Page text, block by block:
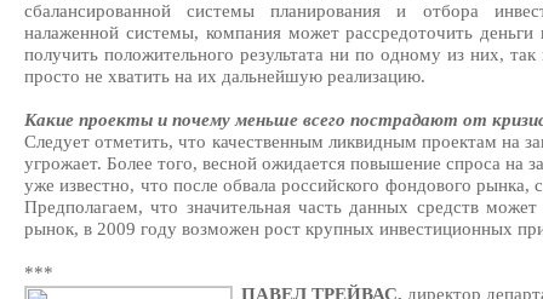
сбалансированной системы планирования и отбора
налаженной системы, компания может рассредоточить деньги
получить положительного результата ни по одному из них,
просто не хватить на их дальнейшую реализацию.
Какие проекты и почему меньше всего пострадают от
Следует отметить, что качественным ликвидным проектам на
угрожает. Более того, весной ожидается повышение спроса на
уже известно, что после обвала российского фондового
Предполагаем, что значительная часть данных средств
рынок, в 2009 году возможен рост крупных инвестиционных
***
ПАВЕЛ ТРЕЙВАС, директор